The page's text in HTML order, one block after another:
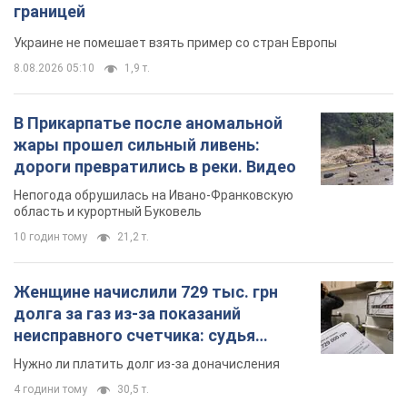
границей
Украине не помешает взять пример со стран Европы
8.08.2026 05:10 1,9 т.
В Прикарпатье после аномальной
жары прошел сильный ливень:
дороги превратились в реки. Видео
Непогода обрушилась на Ивано-Франковскую
область и курортный Буковель
10 годин тому 21,2 т.
Женщине начислили 729 тыс. грн
долга за газ из-за показаний
неисправного счетчика: судья
вынес неожиданное решение
Нужно ли платить долг из-за доначисления
4 години тому 30,5 т.